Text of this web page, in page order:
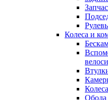
Колеса и
Обода